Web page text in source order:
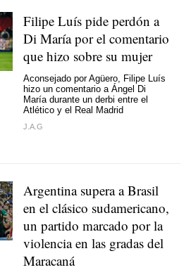
Filipe Luís pide perdón a
Di María por el comentario
que hizo sobre su mujer
Aconsejado por Agüero, Filipe Luís
hizo un comentario a Ángel Di
María durante un derbi entre el
Atlético y el Real Madrid
J.A.G
Argentina supera a Brasil
en el clásico sudamericano,
un partido marcado por la
violencia en las gradas del
Maracaná